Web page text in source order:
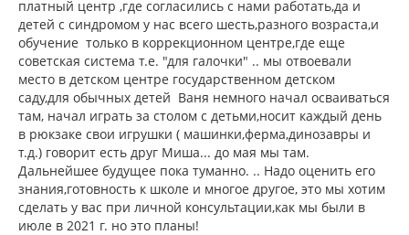
платный центр ,где согласились с нами работать,да и
детей с синдромом у нас всего шесть,разного возраста,и
обучение только в коррекционном центре,где еще
советская система т.е. "для галочки" .. мы отвоевали
место в детском центре государственном детском
саду,для обычных детей Ваня немного начал осваиваться
там, начал играть за столом с детьми,носит каждый день
в рюкзаке свои игрушки ( машинки,ферма,динозавры и
т.д.) говорит есть друг Миша... до мая мы там.
Дальнейшее будущее пока туманно. .. Надо оценить его
знания,готовность к школе и многое другое, это мы хотим
сделать у вас при личной консультации,как мы были в
июле в 2021 г. но это планы!